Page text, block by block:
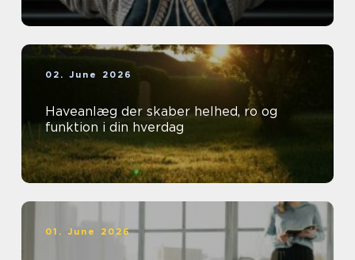
02. June 2026
Haveanlæg der skaber helhed, ro og
funktion i din hverdag
01. June 2026